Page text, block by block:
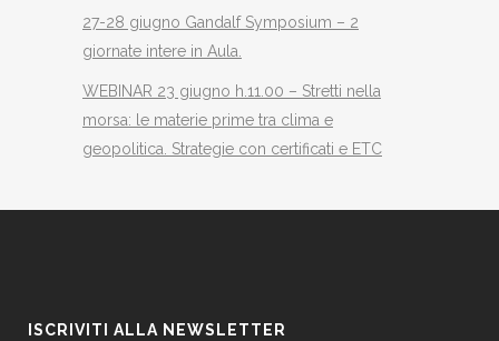
27-28 giugno Gandalf Symposium – 2
giornate intere in Aula.
WEBINAR 23 giugno h.11.00 – Stretti nella
morsa: le materie prime tra clima e
geopolitica. Strategie con certificati e ETC
ISCRIVITI ALLA NEWSLETTER